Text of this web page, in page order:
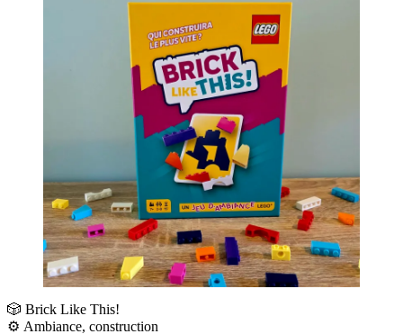
🎲 Brick Like This!
⚙️ Ambiance, construction